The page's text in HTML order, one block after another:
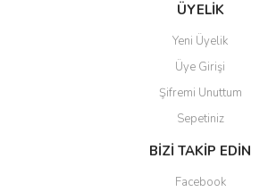
ÜYELİK
Yeni Üyelik
Üye Girişi
Şifremi Unuttum
Sepetiniz
BİZİ TAKİP EDİN
Facebook